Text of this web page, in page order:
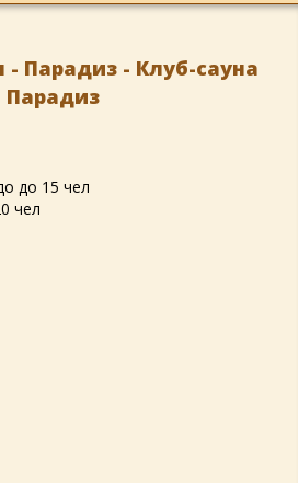
- Парадиз - Клуб-сауна
Парадиз
до 15 чел
чел